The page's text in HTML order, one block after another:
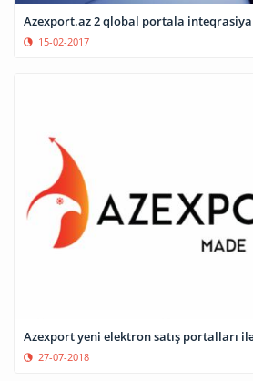
Azexport.az 2 qlobal portala
15-02-2017
Azexport yeni elektron satış portalları
27-07-2018